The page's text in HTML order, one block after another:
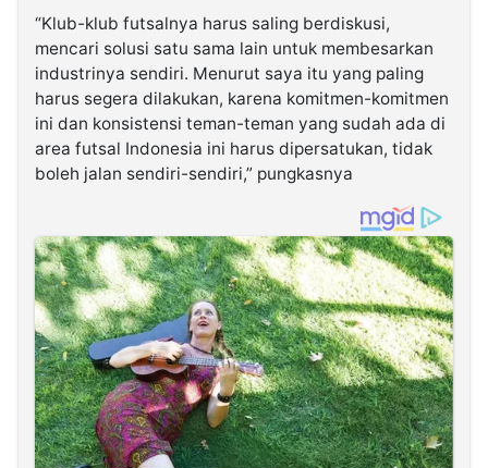
“Klub-klub futsalnya harus saling berdiskusi,
mencari solusi satu sama lain untuk membesarkan
industrinya sendiri. Menurut saya itu yang paling
harus segera dilakukan, karena komitmen-komitmen
ini dan konsistensi teman-teman yang sudah ada di
area futsal Indonesia ini harus dipersatukan, tidak
boleh jalan sendiri-sendiri,” pungkasnya